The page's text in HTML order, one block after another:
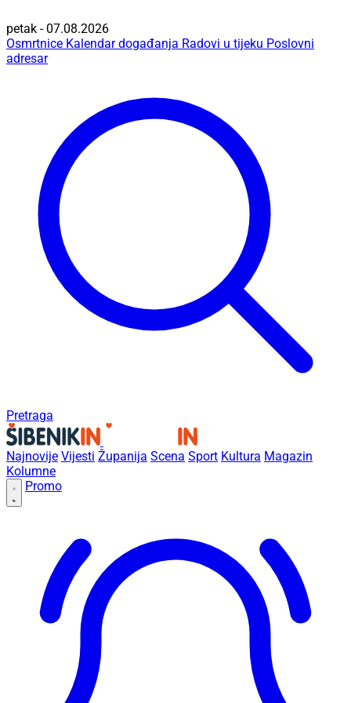
petak - 07.08.2026
Osmrtnice Kalendar događanja Radovi u tijeku Poslovni
adresar
Pretraga
Najnovije Vijesti Županija Scena Sport Kultura Magazin
Kolumne
Promo